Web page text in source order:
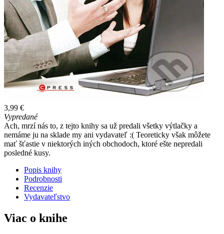
3,99 €
Vypredané
Ach, mrzí nás to, z tejto knihy sa už predali všetky výtlačky a
nemáme ju na sklade my ani vydavateľ :( Teoreticky však môžete
mať šťastie v niektorých iných obchodoch, ktoré ešte nepredali
posledné kusy.
Popis knihy
Podrobnosti
Recenzie
Vydavateľstvo
Viac o knihe